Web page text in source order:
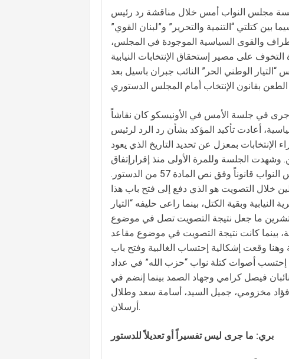
مجلس النواب أمس خلال مناقشة رد رئيس
بين كتلتي “التنمية والتحرير” و”لبنان القوي”
والقوى السياسية الموجودة في المجلس،
على مصير إستحقاق الإنتخابات النيابية
“التيار الوطني الحر” النائب جبران باسيل بعد
في جلسة الأمس في الأونيسكو كان نقاشاً
أعادت تأكيد المؤكد بشأن رد الرد لرئيس
الإنتخابات بمعزل عن تحديد التاريخ الذي يعود
وشهدت الجلسة وللمرة الأولى منذ إقرارإتفاق
الطائف نقاشاً حول مفهوم وتفسير الأغلبية التي يتألف منها مجلس النواب قانوناً وفق نص المادة 57 من الدستور.
خلال التصويت هو الذي دفع إلى فتح باب هذا
وبقية الكتل، بينما راعى حليفه “التيار
ما جعل نتيجة التصويت تصل في موضوع
الغالبية، بينما كانت نتيجة التصويت في موضوع مقاعد
كانوا في الجلسة وهنا وقعت إشكالية إحتساب الغالبية وفتح باب
إحتسب أصوات كتلة نواب “حزب الله” في عداد
فيصل كرامي وجهاد الصمد بينما إنضم في
مخزومي، جميل السيد، أسامة سعد وطلال
أرسلان.
بري: ما جرى ليس تفسيراً أو تعديلاً للدستور